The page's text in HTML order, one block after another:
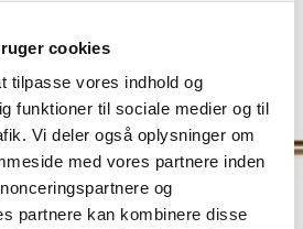
cookies
tilpasse vores indhold og
funktioner til sociale medier og til
Vi deler også oplysninger om
med vores partnere inden
og
partnere kan kombinere disse